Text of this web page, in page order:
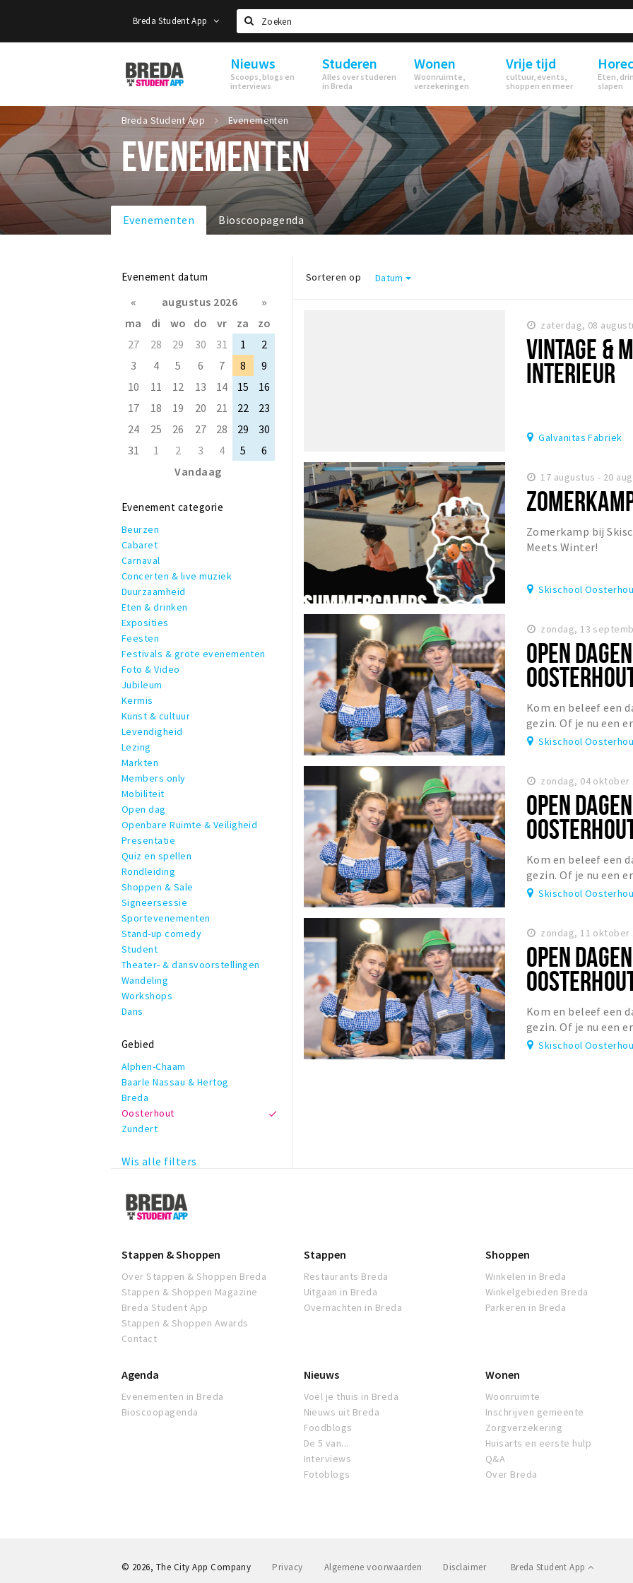
Breda Student App
Zoeken
Breda
Student
Nieuws
Scoops, blogs en
interviews
Studeren
Alles over studeren
in Breda
Wonen
Woonruimte,
verzekeringen
Vrije tijd
cultuur, events,
shoppen en meer
Eten,
slapen
Breda Student App Evenementen
EVENEMENTEN
Evenementen Bioscoopagenda
Evenement datum
« augustus 2026
»
ma
di wo do vr za
zo
27
28 29 30 31 1
2
3
4 5 6 7 8
9
10
11 12 13 14 15
16
17
18 19 20 21 22
23
24
25 26 27 28 29
30
31
1 2 3 4 5
6
Vandaag
Evenement categorie
Beurzen
Cabaret
Carnaval
Concerten & live muziek
Duurzaamheid
Eten & drinken
Exposities
Feesten
Festivals & grote evenementen
Foto & Video
Jubileum
Kermis
Kunst & cultuur
Levendigheid
Lezing
Markten
Members only
Mobiliteit
Open dag
Openbare Ruimte & Veiligheid
Presentatie
Quiz en spellen
Rondleiding
Shoppen & Sale
Signeersessie
Sportevenementen
Stand-up comedy
Student
Theater- & dansvoorstellingen
Wandeling
Workshops
Dans
Gebied
Alphen-Chaam
Baarle Nassau & Hertog
Breda
Oosterhout
Zundert
Wis alle filters
Sorteren op Datum
zaterdag, 08
VINTAGE &
INTERIEUR
Galvanitas Fabriek
17 augustus - 20
Zomerkamp bij
Meets Winter!
Skischool
zondag, 13
OPEN
Kom en beleef een
gezin. Of je nu een
gewoon
Skischool
zondag, 04 oktober
OPEN
Kom en beleef een
gezin. Of je nu een
gewoon
Skischool
zondag, 11 oktober
OPEN
Kom en beleef een
gezin. Of je nu een
gewoon
Skischool
Breda
Student
App
Stappen & Shoppen
Over Stappen & Shoppen Breda
Stappen & Shoppen Magazine
Breda Student App
Stappen & Shoppen Awards
Contact
Stappen
Restaurants Breda
Uitgaan in Breda
Overnachten in Breda
Shoppen
Winkelen in Breda
Winkelgebieden Breda
Parkeren in Breda
Agenda
Evenementen in Breda
Bioscoopagenda
Nieuws
Voel je thuis in Breda
Nieuws uit Breda
Foodblogs
De 5 van...
Interviews
Fotoblogs
Wonen
Woonruimte
Inschrijven gemeente
Zorgverzekering
Huisarts en eerste hulp
Q&A
Over Breda
Privacy Algemene voorwaarden Disclaimer Breda Student App
© 2026, The City App Company